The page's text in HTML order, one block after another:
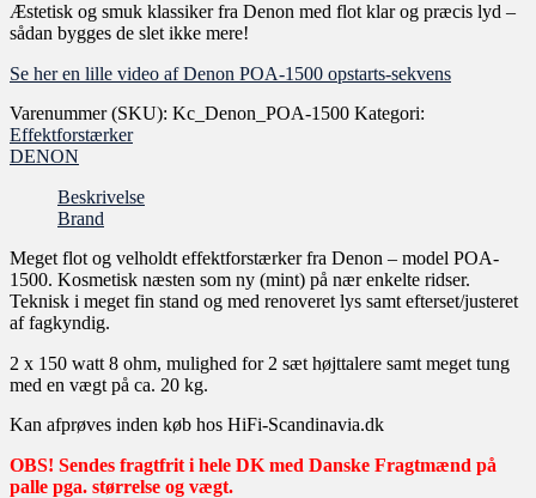
Æstetisk og smuk klassiker fra Denon med flot klar og præcis lyd –
sådan bygges de slet ikke mere!
Se her en lille video af Denon POA-1500 opstarts-sekvens
Varenummer (SKU): Kc_Denon_POA-1500 Kategori:
Effektforstærker
DENON
Beskrivelse
Brand
Meget flot og velholdt effektforstærker fra Denon – model POA-
1500. Kosmetisk næsten som ny (mint) på nær enkelte ridser.
Teknisk i meget fin stand og med renoveret lys samt efterset/justeret
af fagkyndig.
2 x 150 watt 8 ohm, mulighed for 2 sæt højttalere samt meget tung
med en vægt på ca. 20 kg.
Kan afprøves inden køb hos HiFi-Scandinavia.dk
OBS! Sendes fragtfrit i hele DK med Danske Fragtmænd på
palle pga. størrelse og vægt.